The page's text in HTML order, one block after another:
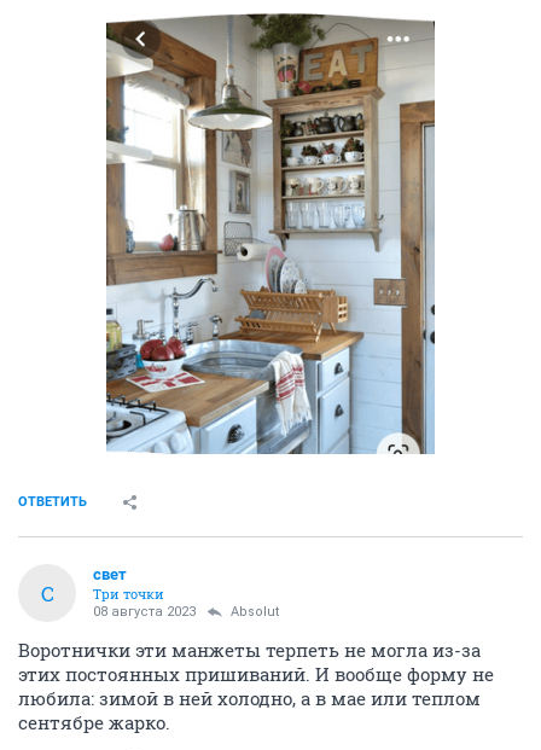
ОТВЕТИТЬ
С
свет
Три точки
08 августа 2023 Absolut
Воротнички эти манжеты терпеть не могла из-за
этих постоянных пришиваний. И вообще форму не
любила: зимой в ней холодно, а в мае или теплом
сентябре жарко.